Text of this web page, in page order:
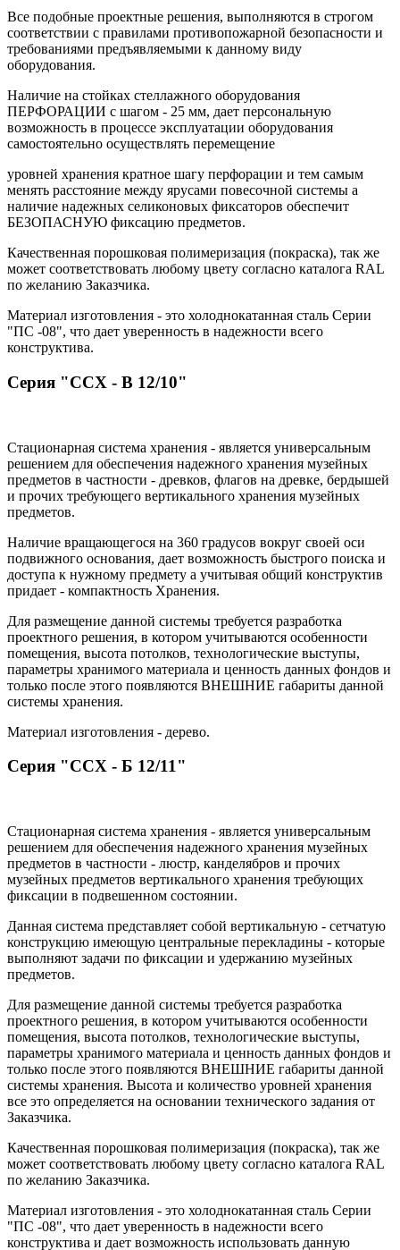
Все подобные проектные решения, выполняются в строгом
соответствии с правилами противопожарной безопасности и
требованиями предъявляемыми к данному виду
оборудования.
Наличие на стойках стеллажного оборудования
ПЕРФОРАЦИИ с шагом - 25 мм, дает персональную
возможность в процессе эксплуатации оборудования
самостоятельно осуществлять перемещение
уровней хранения кратное шагу перфорации и тем самым
менять расстояние между ярусами повесочной системы а
наличие надежных селиконовых фиксаторов обеспечит
БЕЗОПАСНУЮ фиксацию предметов.
Качественная порошковая полимеризация (покраска), так же
может соответствовать любому цвету согласно каталога RAL
по желанию Заказчика.
Материал изготовления - это холоднокатанная сталь Серии
"ПС -08", что дает уверенность в надежности всего
конструктива.
Серия "ССХ - В 12/10"
Стационарная система хранения - является универсальным
решением для обеспечения надежного хранения музейных
предметов в частности - древков, флагов на древке, бердышей
и прочих требующего вертикального хранения музейных
предметов.
Наличие вращающегося на 360 градусов вокруг своей оси
подвижного основания, дает возможность быстрого поиска и
доступа к нужному предмету а учитывая общий конструктив
придает - компактность Хранения.
Для размещение данной системы требуется разработка
проектного решения, в котором учитываются особенности
помещения, высота потолков, технологические выступы,
параметры хранимого материала и ценность данных фондов и
только после этого появляются ВНЕШНИЕ габариты данной
системы хранения.
Материал изготовления - дерево.
Серия "ССХ - Б 12/11"
Стационарная система хранения - является универсальным
решением для обеспечения надежного хранения музейных
предметов в частности - люстр, канделябров и прочих
музейных предметов вертикального хранения требующих
фиксации в подвешенном состоянии.
Данная система представляет собой вертикальную - сетчатую
конструкцию имеющую центральные перекладины - которые
выполняют задачи по фиксации и удержанию музейных
предметов.
Для размещение данной системы требуется разработка
проектного решения, в котором учитываются особенности
помещения, высота потолков, технологические выступы,
параметры хранимого материала и ценность данных фондов и
только после этого появляются ВНЕШНИЕ габариты данной
системы хранения. Высота и количество уровней хранения
все это определяется на основании технического задания от
Заказчика.
Качественная порошковая полимеризация (покраска), так же
может соответствовать любому цвету согласно каталога RAL
по желанию Заказчика.
Материал изготовления - это холоднокатанная сталь Серии
"ПС -08", что дает уверенность в надежности всего
конструктива и дает возможность использовать данную